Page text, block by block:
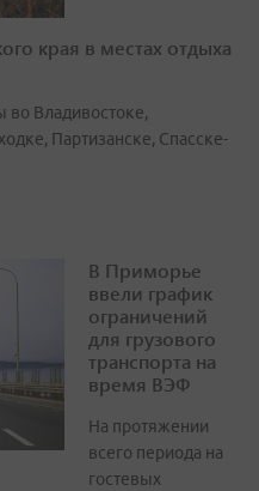
края в местах отдыха
во Владивостоке,
Партизанске, Спасске-
В Приморье
ввели график
ограничений
для грузового
транспорта на
время ВЭФ
На протяжении
всего периода на
гостевых